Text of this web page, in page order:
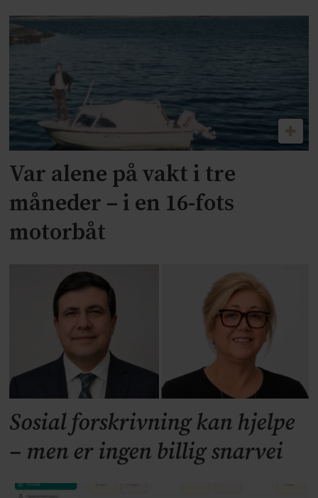
Var alene på vakt i tre
måneder – i en 16-fots
motorbåt
Sosial forskrivning kan hjelpe
– men er ingen billig snarvei